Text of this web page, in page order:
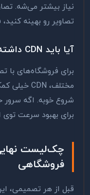
نیاز بیشتر می‌شه.
تصاویر رو بهینه
آیا باید CDN داشته باشم؟
برای فروشگاه‌های با
برای بهبود سرعت توی
چک‌لیست
فروشگاهی
قبل از هر تصمیمی،